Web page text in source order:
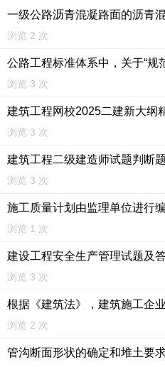
一级公路沥青混凝路面的沥青
浏览 2 次
公路工程标准体系中，关于“规
浏览 3 次
建筑工程网校2025二建新大纲
浏览 3 次
建筑工程二级建造师试题判断
浏览 3 次
施工质量计划由监理单位进行
浏览 1 次
建设工程安全生产管理试题及
浏览 3 次
根据《建筑法》，建筑施工企
浏览 2 次
管沟断面形状的确定和堆土要